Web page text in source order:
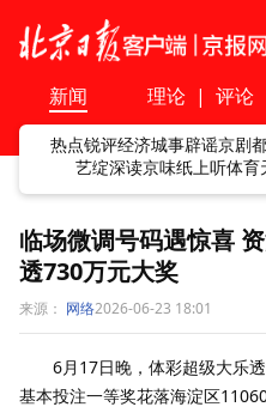
新闻 理论 | 评论
热点锐评经济城事辟谣京剧
艺绽深读京味纸上听体育
临场微调号码遇惊喜
透730万元大奖
来源： 网络2026-06-23 18:01
6月17日晚，体彩超级大乐
基本投注一等奖花落海淀区